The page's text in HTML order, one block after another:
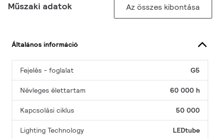
Műszaki adatok Az összes kibontása
Általános információ
Fejelés - foglalat G5
Névleges élettartam 60 000 h
Kapcsolási ciklus 50 000
Lighting Technology LEDtube